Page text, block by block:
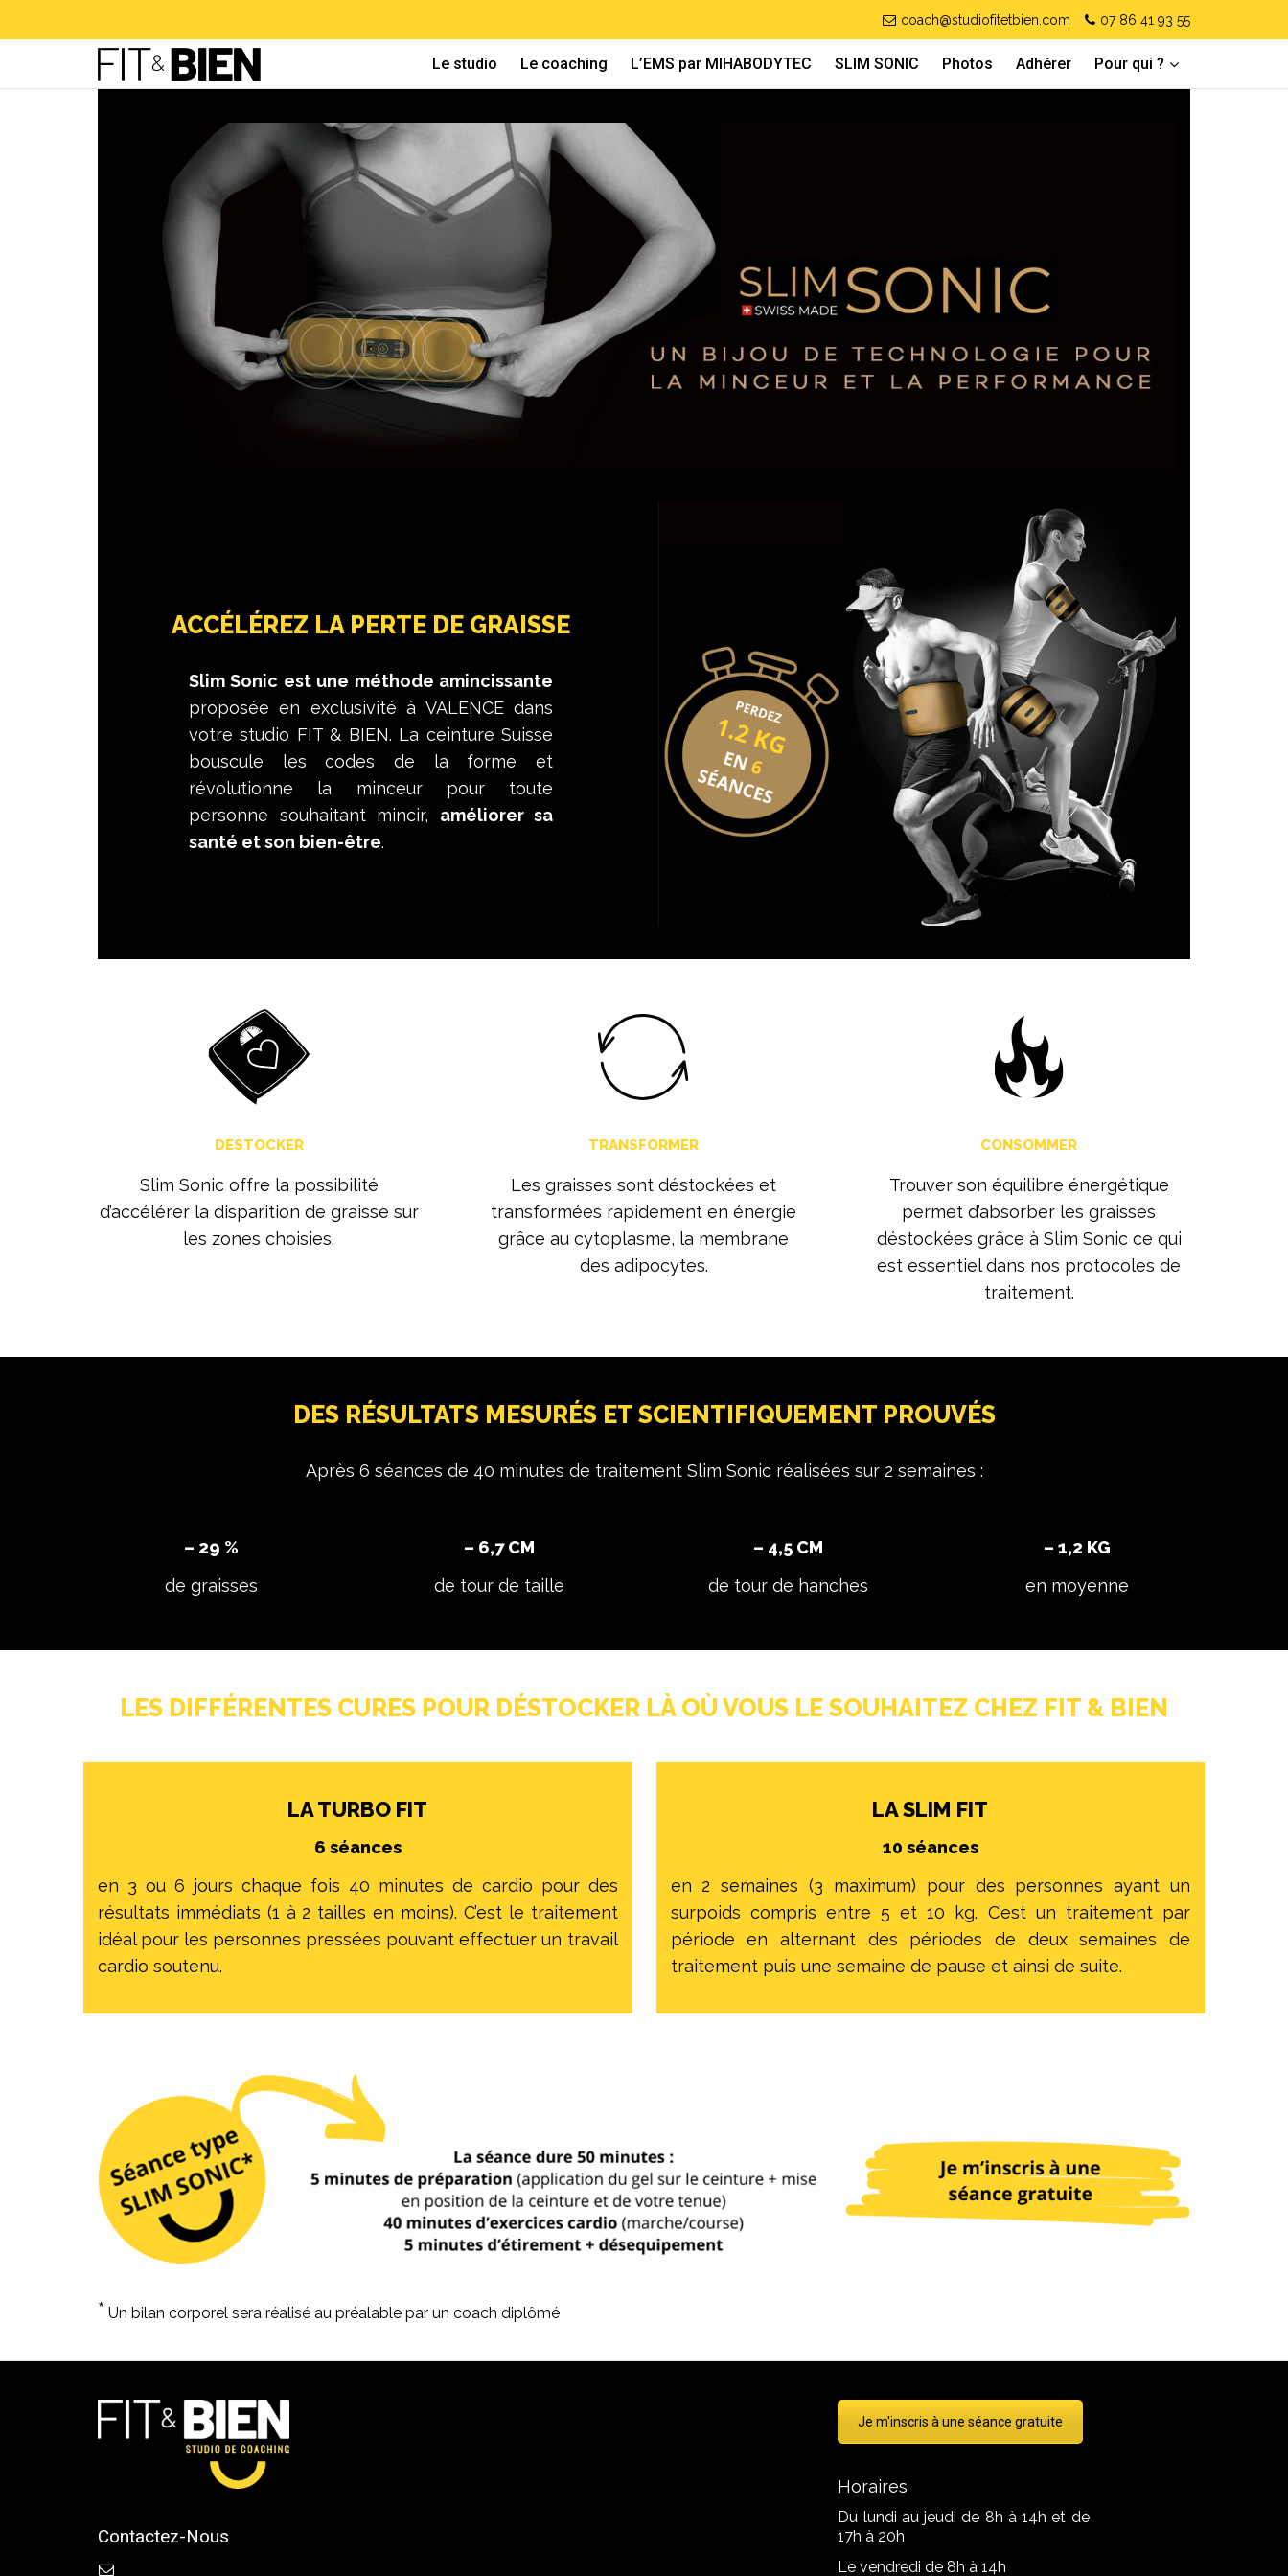
coach@studiofitetbien.com 07 86 41 93 55
Le studio Le coaching L’EMS par MIHABODYTEC SLIM SONIC Photos Adhérer Pour qui ?
ACCÉLÉREZ LA PERTE DE GRAISSE
Slim Sonic est une méthode amincissante
proposée en exclusivité à VALENCE dans
votre studio FIT & BIEN. La ceinture Suisse
bouscule les codes de la forme et
révolutionne la minceur pour toute
personne souhaitant mincir, améliorer sa
santé et son bien-être.
DESTOCKER
Slim Sonic offre la possibilité
d’accélérer la disparition de graisse sur
les zones choisies.
TRANSFORMER
Les graisses sont déstockées et
transformées rapidement en énergie
grâce au cytoplasme, la membrane
des adipocytes.
CONSOMMER
Trouver son équilibre énergétique
permet d’absorber les graisses
déstockées grâce à Slim Sonic ce qui
est essentiel dans nos protocoles de
traitement.
DES RÉSULTATS MESURÉS ET SCIENTIFIQUEMENT PROUVÉS
Après 6 séances de 40 minutes de traitement Slim Sonic réalisées sur 2 semaines :
– 29 %
de graisses
– 6,7 CM
de tour de taille
– 4,5 CM
de tour de hanches
– 1,2 KG
en moyenne
LES DIFFÉRENTES CURES POUR DÉSTOCKER LÀ OÙ VOUS LE SOUHAITEZ CHEZ FIT & BIEN
LA TURBO FIT
6 séances
en 3 ou 6 jours chaque fois 40 minutes de cardio pour des
résultats immédiats (1 à 2 tailles en moins). C’est le traitement
idéal pour les personnes pressées pouvant effectuer un travail
cardio soutenu.
LA SLIM FIT
10 séances
en 2 semaines (3 maximum) pour des personnes ayant un
surpoids compris entre 5 et 10 kg. C’est un traitement par
période en alternant des périodes de deux semaines de
traitement puis une semaine de pause et ainsi de suite.
* Un bilan corporel sera réalisé au préalable par un coach diplômé
Contactez-Nous
Je m'inscris à une séance gratuite
Horaires
Du lundi au jeudi de 8h à 14h et de
17h à 20h
Le vendredi de 8h à 14h